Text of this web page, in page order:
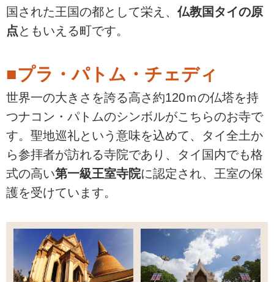
国された王国の都として栄え、仏教国タイの原
点ともいえる町です。
■プラ・パトム・チェディ
世界一の大きさを誇る高さ約120ｍの仏塔を持
つナコン・パトムのシンボルがこちらのお寺で
す。聖地巡礼という意味を込めて、タイ全土か
ら参拝者が訪れる寺院であり、タイ国内でも格
式の高い第一級王室寺院に認定され、王室の保
護を受けています。